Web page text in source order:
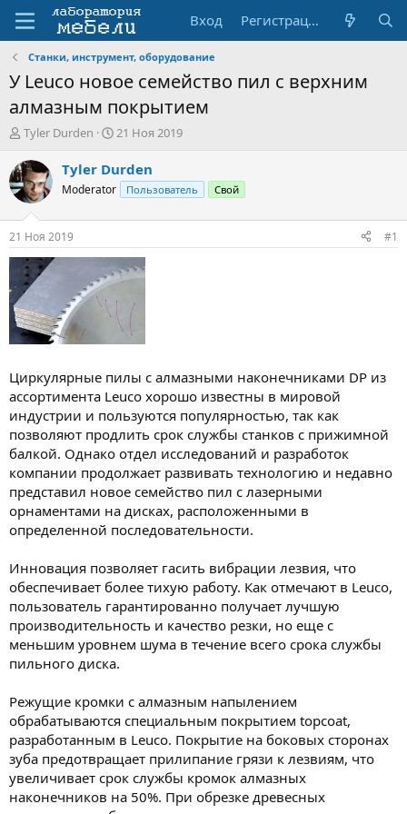
Вход Регистрация
Станки, инструмент, оборудование
У Leuco новое семейство пил с верхним
алмазным покрытием
А
т
о
р
т
е
м
ы
Tyler Durden
Д
т
а
н
а
л
а
21 Ноя 2019
Tyler Durden
Moderator Пользователь Свой
21 Ноя 2019 #1
Циркулярные пилы с алмазными наконечниками DP из
ассортимента Leuco хорошо известны в мировой
индустрии и пользуются популярностью, так как
позволяют продлить срок службы станков с прижимной
балкой. Однако отдел исследований и разработок
компании продолжает развивать технологию и недавно
представил новое семейство пил с лазерными
орнаментами на дисках, расположенными в
определенной последовательности.
Инновация позволяет гасить вибрации лезвия, что
обеспечивает более тихую работу. Как отмечают в Leuco,
пользователь гарантированно получает лучшую
производительность и качество резки, но еще с
меньшим уровнем шума в течение всего срока службы
пильного диска.
Режущие кромки с алмазным напылением
обрабатываются специальным покрытием topcoat,
разработанным в Leuco. Покрытие на боковых сторонах
зуба предотвращает прилипание грязи к лезвиям, что
увеличивает срок службы кромок алмазных
наконечников на 50%. При обрезке древесных